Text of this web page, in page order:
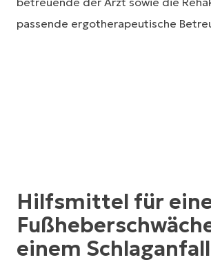
passende ergotherapeutische
Hilfsmittel für
einem Schlaganfall